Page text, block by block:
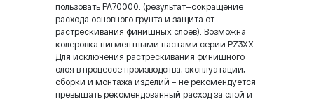
пользовать РА70000. (результат—сокращение
расхода основного грунта и защита от
растрескивания финишных слоев). Возможна
колеровка пигментными пастами серии PZ3ХХ.
Для исключения растрескивания финишного
слоя в процессе производства, эксплуатации,
сборки и монтажа изделий – не рекомендуется
превышать рекомендованный расход за слой и